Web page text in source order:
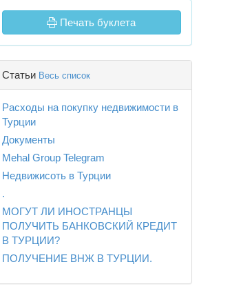
Печать буклета
Статьи Весь список
Расходы на покупку недвижимости в
Турции
Документы
Mehal Group Telegram
Недвижисоть в Турции
.
МОГУТ ЛИ ИНОСТРАНЦЫ
ПОЛУЧИТЬ БАНКОВСКИЙ КРЕДИТ
В ТУРЦИИ?
ПОЛУЧЕНИЕ ВНЖ В ТУРЦИИ.